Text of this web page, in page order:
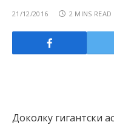
21/12/2016 2 MINS READ
Доколку гигантски